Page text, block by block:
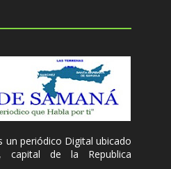
un periódico Digital ubicado
capital de la Republica